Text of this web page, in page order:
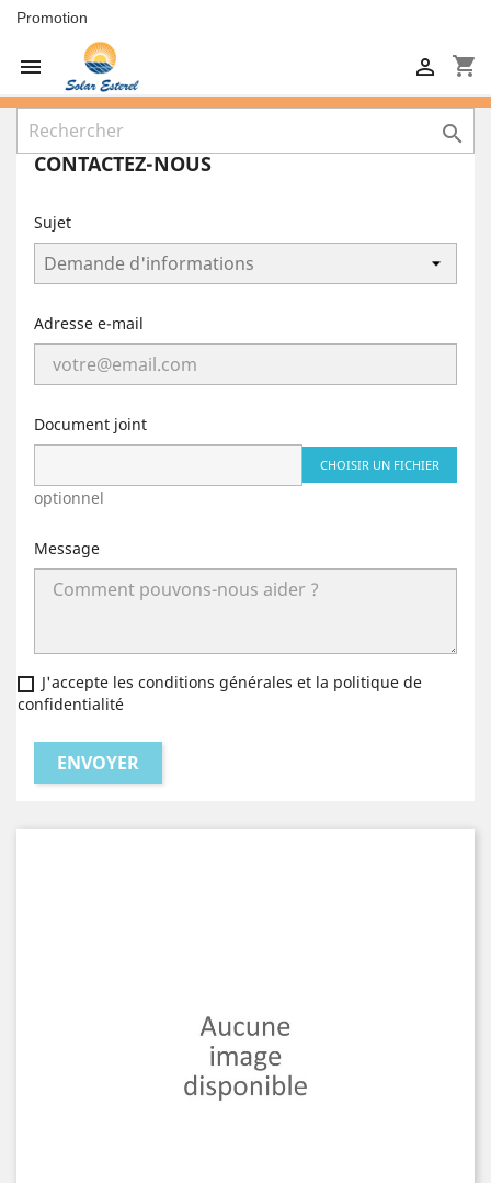
Promotion
 shopping_cart


CONTACTEZ-NOUS
Sujet
Adresse e-mail
Document joint
CHOISIR UN FICHIER
optionnel
Message
J'accepte les conditions générales et la politique de
confidentialité